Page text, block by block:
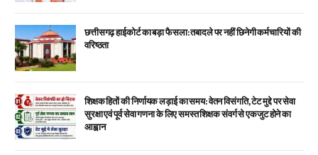
छत्तीसगढ़ हाईकोर्ट का बड़ा फैसला: तबादले पर नहीं छिनेगी कर्मचारियों की
वरिष्ठता
शिक्षक हितों की निर्णायक लड़ाई का समय: वेतन विसंगति, टेट मुद्दे पर सेवा
सुरक्षा एवं पूर्व सेवा गणना के लिए समस्त शिक्षक संवर्ग से एकजुट होने का
आह्वान